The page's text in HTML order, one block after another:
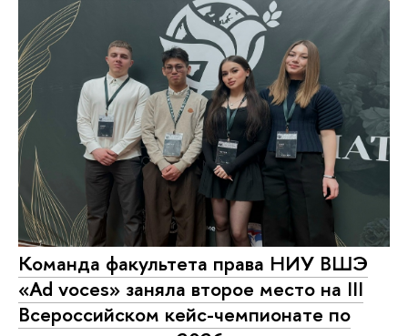
Команда факультета права НИУ ВШЭ
«Ad voces» заняла второе место на III
Всероссийском кейс-чемпионате по